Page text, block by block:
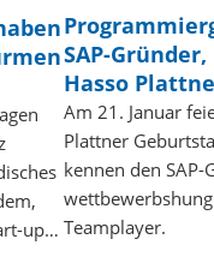
up…
SAP-
Hasso
Am 21. Januar
Plattner
kennen den SAP-
Teamplayer.